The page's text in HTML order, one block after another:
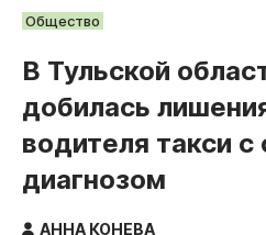
РУБРИКИ
Общество
Культура
Происшествия
Спорт
Тульский бренд
Тула
Общество
В Тульской
добилась
водителя такси
диагнозом
АННА КОНЕВА